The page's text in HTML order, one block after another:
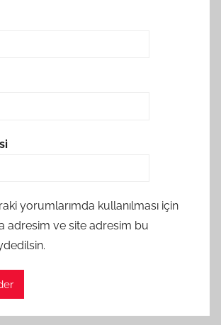
yorumlarımda kullanılması için
adresim ve site adresim bu